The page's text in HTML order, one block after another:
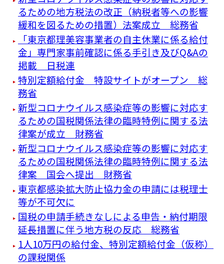
るための地方税法の改正（納税者等への影響
緩和を図るための措置）法案成立 総務省
「東京都理美容事業者の自主休業に係る給付
金」専門家事前確認に係る手引き及びQ&Aの
掲載 日税連
特別定額給付金 特設サイトがオープン 総
務省
新型コロナウイルス感染症等の影響に対応す
るための国税関係法律の臨時特例に関する法
律案が成立 財務省
新型コロナウイルス感染症等の影響に対応す
るための国税関係法律の臨時特例に関する法
律案 国会へ提出 財務省
東京都感染拡大防止協力金の申請には税理士
等が不可欠に
国税の申請手続きなしによる申告・納付期限
延長措置に伴う地方税の反応 総務省
1人10万円の給付金、特別定額給付金（仮称）
の課税関係